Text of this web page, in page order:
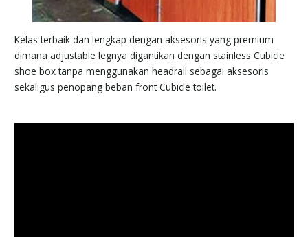
Kelas terbaik dan lengkap dengan aksesoris yang premium
dimana adjustable legnya digantikan dengan stainless Cubicle
shoe box tanpa menggunakan headrail sebagai aksesoris
sekaligus penopang beban front Cubicle toilet.